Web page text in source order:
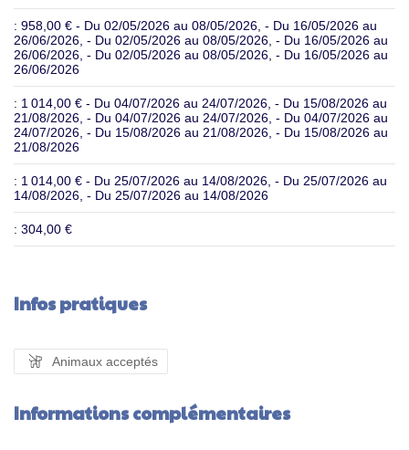
: 958,00 € - Du 02/05/2026 au 08/05/2026, - Du 16/05/2026 au
26/06/2026, - Du 02/05/2026 au 08/05/2026, - Du 16/05/2026 au
26/06/2026, - Du 02/05/2026 au 08/05/2026, - Du 16/05/2026 au
26/06/2026
: 1 014,00 € - Du 04/07/2026 au 24/07/2026, - Du 15/08/2026 au
21/08/2026, - Du 04/07/2026 au 24/07/2026, - Du 04/07/2026 au
24/07/2026, - Du 15/08/2026 au 21/08/2026, - Du 15/08/2026 au
21/08/2026
: 1 014,00 € - Du 25/07/2026 au 14/08/2026, - Du 25/07/2026 au
14/08/2026, - Du 25/07/2026 au 14/08/2026
: 304,00 €
Infos pratiques
Animaux acceptés
Informations complémentaires